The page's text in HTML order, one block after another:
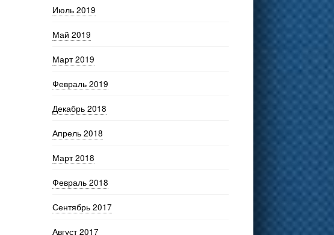
Июль 2019
Май 2019
Март 2019
Февраль 2019
Декабрь 2018
Апрель 2018
Март 2018
Февраль 2018
Сентябрь 2017
Август 2017